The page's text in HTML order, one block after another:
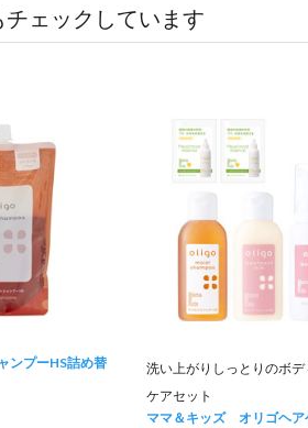
ェックしています
ンプーHS詰め替
洗い上がりしっとりのボデ
ケアセット
ママ＆キッズ オリゴヘア